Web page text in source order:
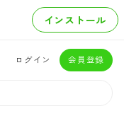
インストール
ログイン 会員登録